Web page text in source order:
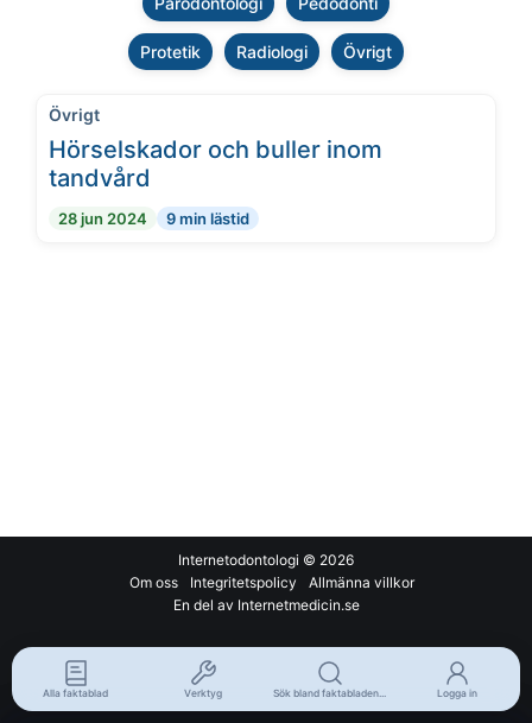
Protetik Radiologi Övrigt
Övrigt
Hörselskador och buller inom
tandvård
28 jun 2024 9 min lästid
Internetodontologi © 2026
Om oss
Integritetspolicy
Allmänna villkor
En del av Internetmedicin.se
Alla faktablad Verktyg Sök bland faktabladen... Logga in